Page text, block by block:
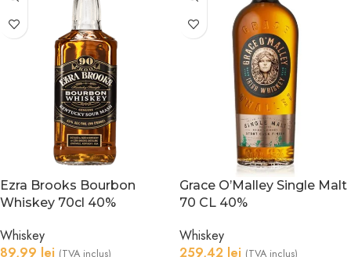
Ezra Brooks Bourbon
Whiskey 70cl 40%
Whiskey
89,99 lei (TVA inclus)
Grace O’Malley Single Malt
70 CL 40%
Whiskey
259,42 lei (TVA inclus)